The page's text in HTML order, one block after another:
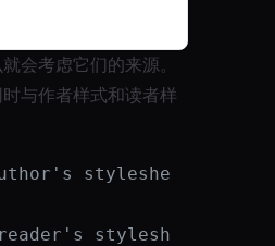
会考虑它们的来源。
与作者样式和读者样
styleshe
stylesh